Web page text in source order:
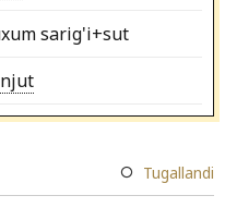
sarig'i+sut
Tugallandi